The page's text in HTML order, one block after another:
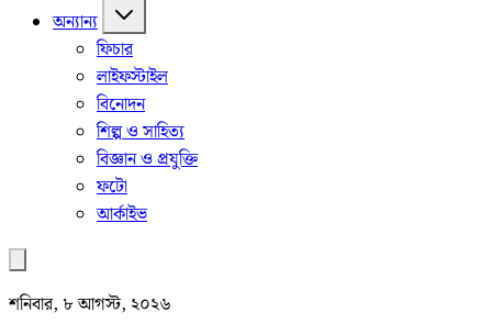
অন্যান্য
ফিচার
লাইফস্টাইল
বিনোদন
শিল্প ও সাহিত্য
বিজ্ঞান ও প্রযুক্তি
ফটো
আর্কাইভ
শনিবার, ৮ আগস্ট, ২০২৬